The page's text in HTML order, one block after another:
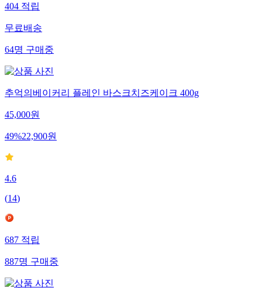
404 적립
무료배송
64명 구매중
추억의베이커리 플레인 바스크치즈케이크 400g
45,000원
49%22,900원
4.6
(14)
687 적립
887명 구매중